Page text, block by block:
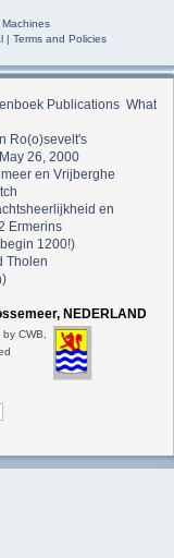
Machines
| Terms and Policies
Publications What
Ro(o)sevelt's
26, 2000
en Vrijberghe
en
Ermerins
1200!)
Tholen
NEDERLAND
CWB,